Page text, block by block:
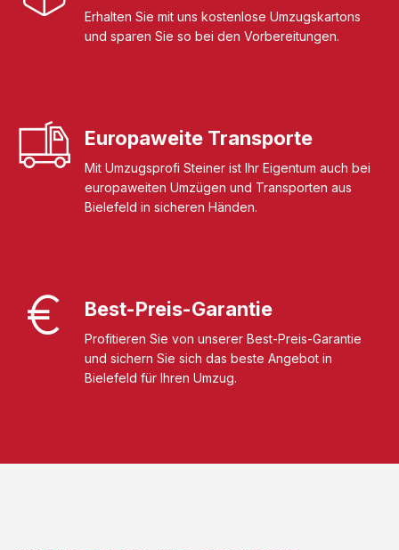
Erhalten Sie mit uns kostenlose Umzugskartons
und sparen Sie so bei den Vorbereitungen.
Europaweite Transporte
Mit Umzugsprofi Steiner ist Ihr Eigentum auch bei
europaweiten Umzügen und Transporten aus
Bielefeld in sicheren Händen.
Best-Preis-Garantie
Profitieren Sie von unserer Best-Preis-Garantie
und sichern Sie sich das beste Angebot in
Bielefeld für Ihren Umzug.